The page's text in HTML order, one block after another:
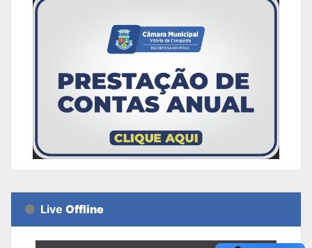
Live Offline